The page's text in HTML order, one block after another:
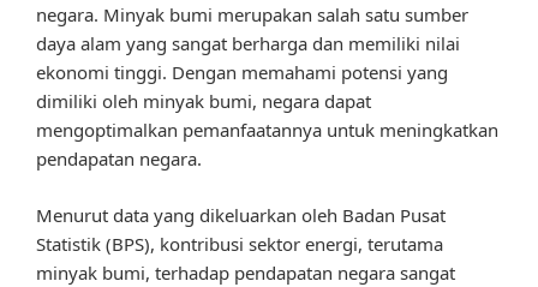
negara. Minyak bumi merupakan salah satu sumber
daya alam yang sangat berharga dan memiliki nilai
ekonomi tinggi. Dengan memahami potensi yang
dimiliki oleh minyak bumi, negara dapat
mengoptimalkan pemanfaatannya untuk meningkatkan
pendapatan negara.
Menurut data yang dikeluarkan oleh Badan Pusat
Statistik (BPS), kontribusi sektor energi, terutama
minyak bumi, terhadap pendapatan negara sangat